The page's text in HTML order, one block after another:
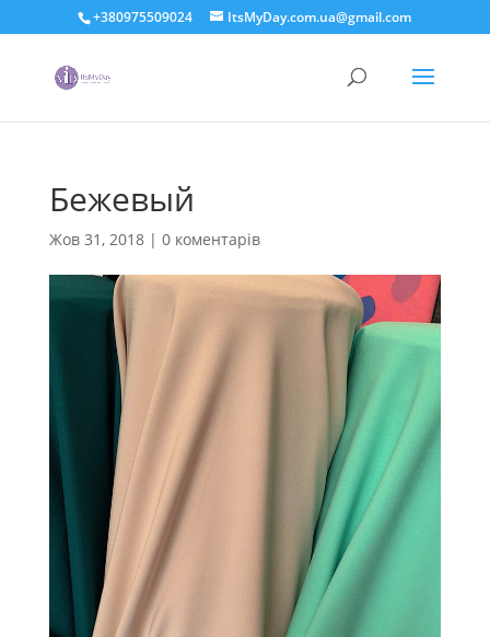
+380975509024 ItsMyDay.com.ua@gmail.com
Бежевый
Жов 31, 2018| 0 коментарів